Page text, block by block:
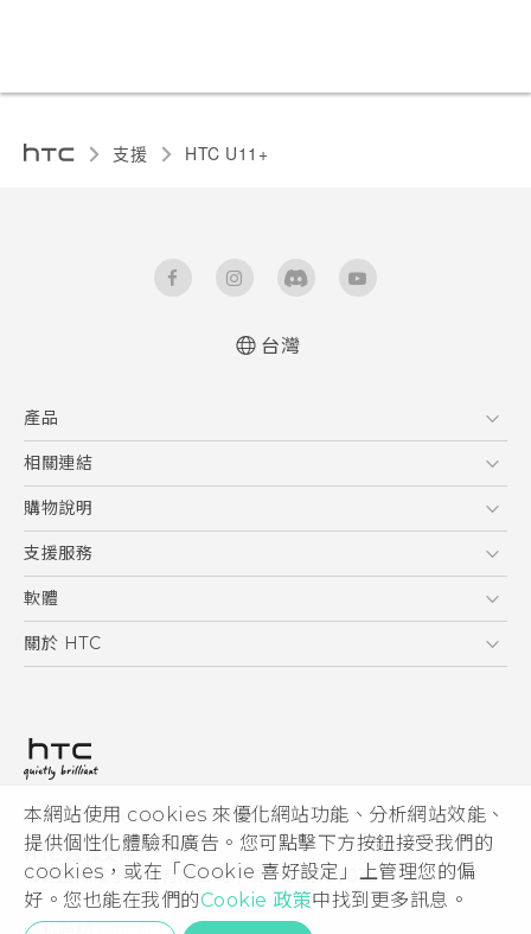
本網站使用 cookies 來優化網站功能、分析網站效能、
提供個性化體驗和廣告。您可點擊下方按鈕接受我們的
cookies，或在「Cookie 喜好設定」上管理您的偏
好。您也能在我們的Cookie 政策中找到更多訊息。
支援 HTC U11+‎
台灣
產品
5G
智慧型手機
配件
相關連結
HTC Research
購物說明
購物須知
訂單管理
付款方式
支援服務
到府收送維修服務
服務中心資訊
客戶服務佈告欄
軟體
應用程式
HTC Sync Manager
關於 HTC
投資人
隱私權政策
產品安全性
Cookie
© 2011-2026 HTC Corporation
HTC 法律文件
宏達國際電子股份有限公司 | 統一編號16003518